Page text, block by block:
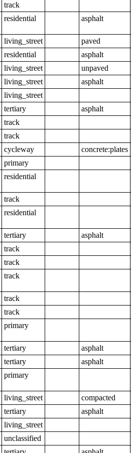
track
residential asphalt
living_street
paved
residential
asphalt
living_street
unpaved
living_street
asphalt
living_street
tertiary
asphalt
track
track
cycleway
concrete:plates
primary
residential
track
residential
tertiary
asphalt
track
track
track
track
track
primary
tertiary
asphalt
tertiary
asphalt
primary
living_street
compacted
tertiary
asphalt
living_street
unclassified